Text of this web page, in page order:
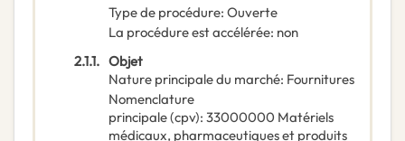
Type de procédure: Ouverte
La procédure est accélérée: non
2.1.1. Objet
Nature principale du marché: Fournitures
Nomenclature
principale(cpv): 33000000 Matériels
médicaux, pharmaceutiques et produits